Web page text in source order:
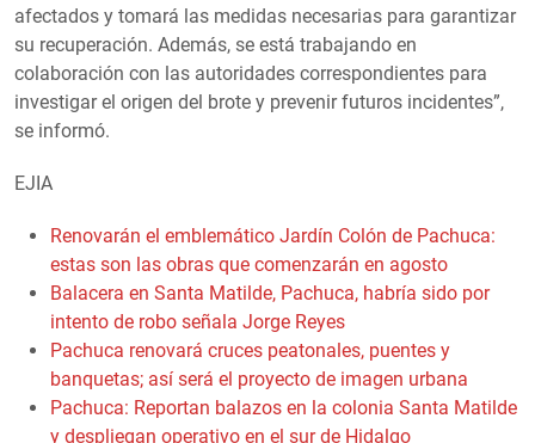
afectados y tomará las medidas necesarias para garantizar
su recuperación. Además, se está trabajando en
colaboración con las autoridades correspondientes para
investigar el origen del brote y prevenir futuros incidentes”,
se informó.
EJIA
Renovarán el emblemático Jardín Colón de Pachuca:
estas son las obras que comenzarán en agosto
Balacera en Santa Matilde, Pachuca, habría sido por
intento de robo señala Jorge Reyes
Pachuca renovará cruces peatonales, puentes y
banquetas; así será el proyecto de imagen urbana
Pachuca: Reportan balazos en la colonia Santa Matilde
y despliegan operativo en el sur de Hidalgo